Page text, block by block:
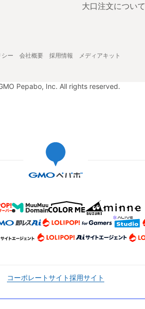
大口注文について
シー 会社概要 採用情報 メディアキット
Pepabo, Inc. All rights reserved.
コーポレートサイト採用サイト